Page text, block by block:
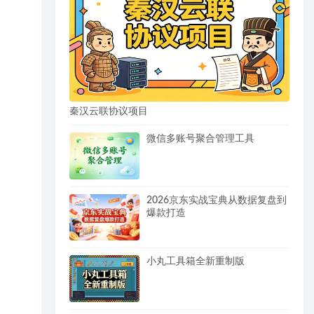
秦汉云联协议项目
微信多账号聚合管理工具
2026京东实战宝典从数据复盘到
爆款打造
小丸工具箱全新重制版